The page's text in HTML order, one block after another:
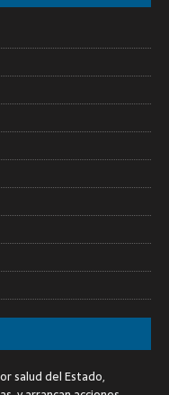
salud del Estado,